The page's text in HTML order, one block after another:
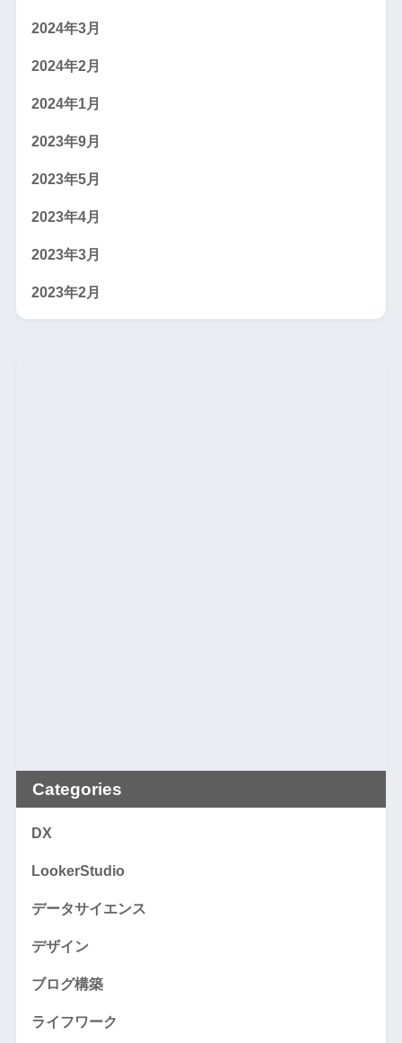
2024年3月
2024年2月
2024年1月
2023年9月
2023年5月
2023年4月
2023年3月
2023年2月
Categories
DX
LookerStudio
データサイエンス
デザイン
ブログ構築
ライフワーク